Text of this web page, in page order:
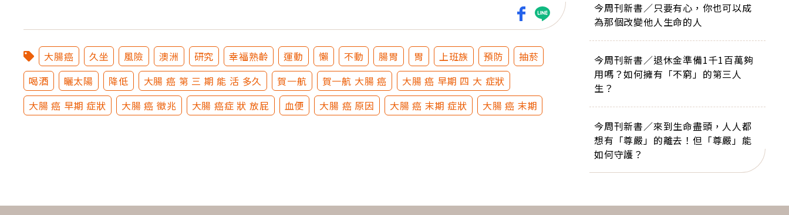
下一則 ＋
大腸癌 久坐 風險 澳洲 研究 幸福熟齡 運動 懶 不動 腸胃 胃 上班族 預防
抽菸
喝酒
曬太陽 降低 大腸 癌 第 三 期 能 活 多久 賀一航 賀一航 大腸 癌
大腸 癌 早期 四 大 症狀
大腸 癌 早期 症狀
大腸 癌 徵兆 大腸 癌症 狀 放屁 血便 大腸 癌 原因 大腸 癌 末期 症狀 大腸 癌 末期
今周刊新書／只要有心，你也可以成
為那個改變他人生命的人
今周刊新書／退休金準備1千1百萬夠
用嗎？如何擁有「不窮」的第三人
生？
今周刊新書／來到生命盡頭，人人都
想有「尊嚴」的離去！但「尊嚴」能
如何守護？